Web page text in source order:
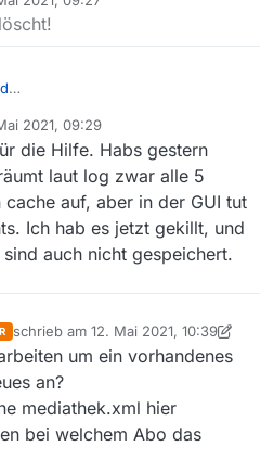
oder reagiert es nicht?
oder Ändern eines Abos
Abos auf die Filmliste angewendet
unter Umständen sehr lange
würde einfach mal bis zu einer
Besonders lange dauert
der Filmgröße auf den Seiten
bei Treffern. Du kannst die das
2021, 09:29
die Hilfe. Habs gestern
laut log zwar alle 5
auf, aber in der GUI tut
Ich hab es jetzt gekillt, und
auch nicht gespeichert.
schrieb am 12. Mai 2021, 10:39
zuletzt editiert von DerReisende77
um ein vorhandenes
an?
mediathek.xml hier
bei welchem Abo das